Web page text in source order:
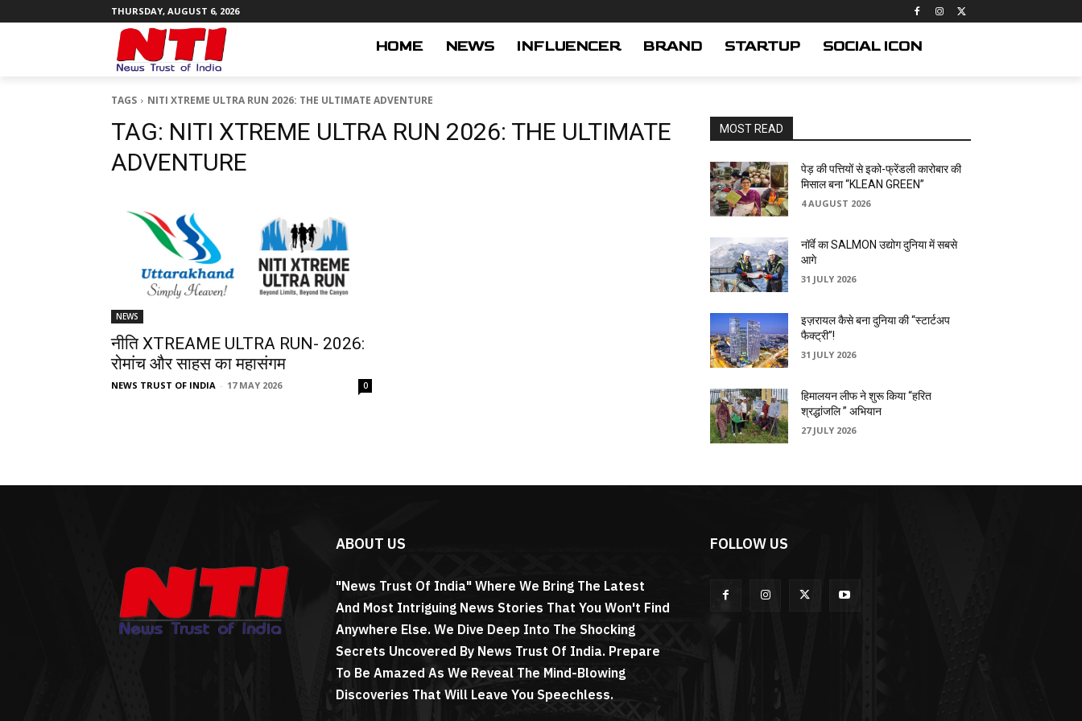
THURSDAY, AUGUST 6, 2026
HOME NEWS INFLUENCER BRAND STARTUP SOCIAL ICON
TAGS NITI XTREME ULTRA RUN 2026: THE ULTIMATE ADVENTURE
TAG: NITI XTREME ULTRA RUN 2026: THE ULTIMATE
ADVENTURE
NEWS
नीति XTREAME ULTRA RUN- 2026:
रोमांच और साहस का महासंगम
NEWS TRUST OF INDIA - 17 MAY 2026 0
MOST READ
पेड़ की पत्तियों से इको-फ्रेंडली कारोबार की
मिसाल बना “KLEAN GREEN”
4 AUGUST 2026
नॉर्वे का SALMON उद्योग दुनिया में सबसे
आगे
31 JULY 2026
इज़रायल कैसे बना दुनिया की “स्टार्टअप
फैक्ट्री”!
31 JULY 2026
हिमालयन लीफ ने शुरू किया “हरित
श्रद्धांजलि ” अभियान
27 JULY 2026
ABOUT US
"News Trust Of India" Where We Bring The Latest
And Most Intriguing News Stories That You Won't Find
Anywhere Else. We Dive Deep Into The Shocking
Secrets Uncovered By News Trust Of India. Prepare
To Be Amazed As We Reveal The Mind-Blowing
Discoveries That Will Leave You Speechless.
FOLLOW US